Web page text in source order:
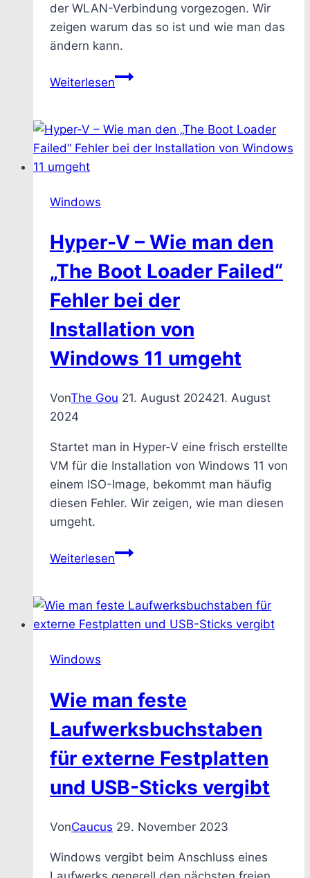
der WLAN-Verbindung vorgezogen. Wir
zeigen warum das so ist und wie man das
ändern kann.
WeiterlesenWindows
man
sein
gleichzeitig
eine
aktive
Ethernet
Kabelverbindung
hat
Windows
Hyper-V – Wie man den
„The Boot Loader Failed“
Fehler bei der
Installation von
Windows 11 umgeht
VonThe Gou 21. August 202421. August
2024
Startet man in Hyper-V eine frisch erstellte
VM für die Installation von Windows 11 von
einem ISO-Image, bekommt man häufig
diesen Fehler. Wir zeigen, wie man diesen
umgeht.
WeiterlesenHyper-
Wie
man
Loader
Failed“
Fehler
bei
Installation
Windows
umgeht
Windows
Wie man feste
Laufwerksbuchstaben
für externe Festplatten
und USB-Sticks vergibt
VonCaucus 29. November 2023
Windows vergibt beim Anschluss eines